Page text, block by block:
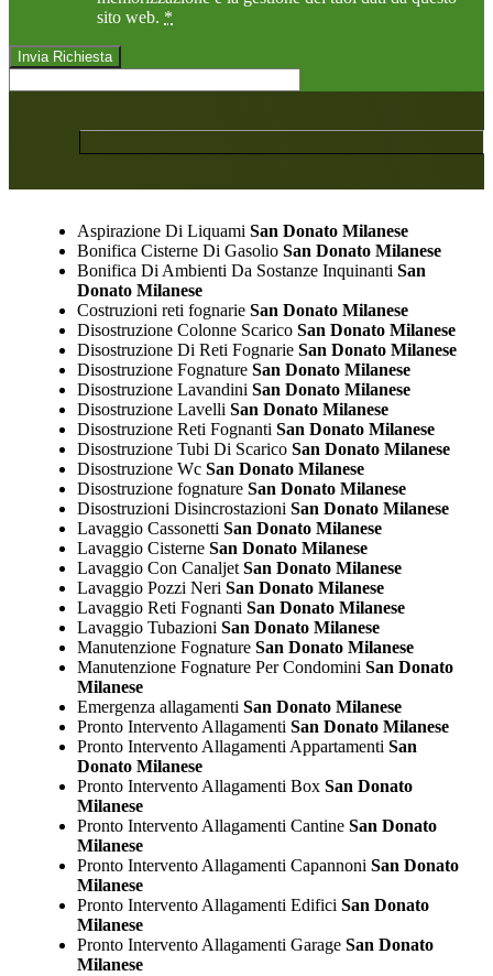
sito web. *
Aspirazione Di Liquami San Donato Milanese
Bonifica Cisterne Di GasolioSan Donato Milanese
Bonifica Di Ambienti Da Sostanze Inquinanti San
Donato Milanese
Costruzioni reti fognarieSan Donato Milanese
Disostruzione Colonne ScaricoSan Donato Milanese
Disostruzione Di Reti FognarieSan Donato Milanese
Disostruzione FognatureSan Donato Milanese
Disostruzione Lavandini San Donato Milanese
Disostruzione Lavelli San Donato Milanese
Disostruzione Reti Fognanti San Donato Milanese
Disostruzione Tubi Di ScaricoSan Donato Milanese
Disostruzione WcSan Donato Milanese
Disostruzione fognatureSan Donato Milanese
Disostruzioni Disincrostazioni San Donato Milanese
Lavaggio Cassonetti San Donato Milanese
Lavaggio CisterneSan Donato Milanese
Lavaggio Con CanaljetSan Donato Milanese
Lavaggio Pozzi Neri San Donato Milanese
Lavaggio Reti Fognanti San Donato Milanese
Lavaggio Tubazioni San Donato Milanese
Manutenzione FognatureSan Donato Milanese
Manutenzione Fognature Per Condomini San Donato
Milanese
Emergenza allagamenti San Donato Milanese
Pronto Intervento Allagamenti San Donato Milanese
Pronto Intervento Allagamenti Appartamenti San
Donato Milanese
Pronto Intervento Allagamenti BoxSan Donato
Milanese
Pronto Intervento Allagamenti CantineSan Donato
Milanese
Pronto Intervento Allagamenti Capannoni San Donato
Milanese
Pronto Intervento Allagamenti Edifici San Donato
Milanese
Pronto Intervento Allagamenti GarageSan Donato
Milanese